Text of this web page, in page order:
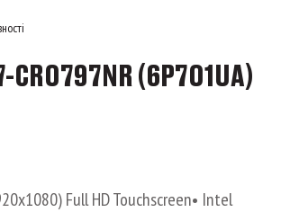
CR0797NR (6P701UA)
Full HD Touchscreen• Intel